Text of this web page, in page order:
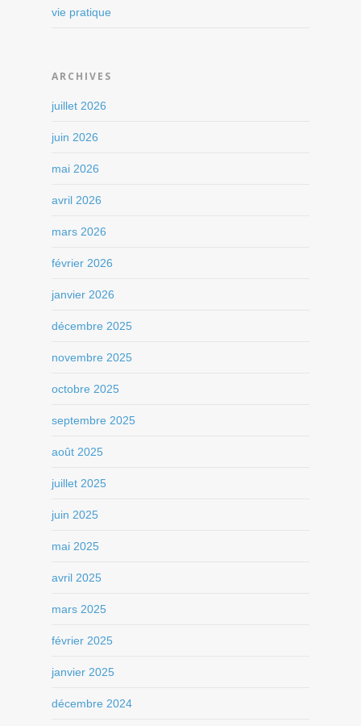
vie pratique
ARCHIVES
juillet 2026
juin 2026
mai 2026
avril 2026
mars 2026
février 2026
janvier 2026
décembre 2025
novembre 2025
octobre 2025
septembre 2025
août 2025
juillet 2025
juin 2025
mai 2025
avril 2025
mars 2025
février 2025
janvier 2025
décembre 2024